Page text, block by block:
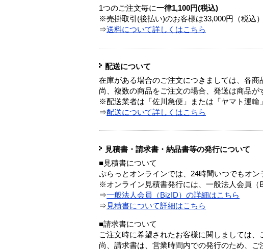
1つのご注文毎に一律1,100円(税込)
※売掛取引(後払い)のお客様は33,000円（税込
⇒送料について詳しくはこちら
配送について
在庫がある場合のご注文につきましては、各商
尚、複数の商品をご注文の場合、発送は商品が
※配送業者は「佐川急便」または「ヤマト運輸
⇒配送について詳しくはこちら
見積書・請求書・納品書等の発行について
■見積書について
ぷらっとオンラインでは、24時間いつでもオン
※オンライン見積書発行には、一般法人会員（
⇒一般法人会員（BizID）の詳細はこちら
⇒ 見積書について詳細はこちら
■請求書について
ご注文時に希望されたお客様に関しましては、
尚、請求書は、営業時間内での発行のため、